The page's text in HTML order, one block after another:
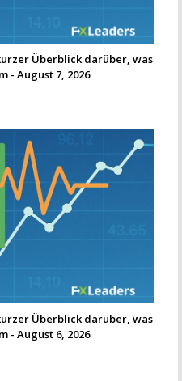
Überblick darüber, was
- August 7, 2026
Überblick darüber, was
- August 6, 2026